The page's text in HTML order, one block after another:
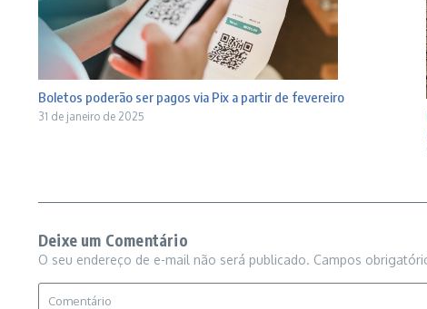
Boletos poderão ser pagos via Pix a partir de fevereiro
31 de janeiro de 2025
Deixe um Comentário
O seu endereço de e-mail não será publicado. Campos